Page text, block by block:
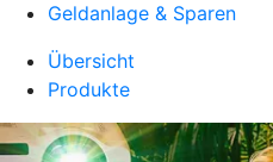
Geldanlage & Sparen
Übersicht
Produkte